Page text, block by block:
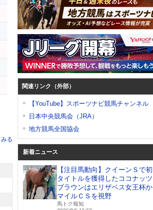
る
関連リンク（外部）
【YouTube】スポーツナビ競馬チャンネル
日本中央競馬会（JRA）
地方競馬全国協会
新着ニュース
【注目馬動向】クイーンＳで初
タイトルを獲得したココナッツ
ブラウンはエリザベス女王杯か
マイルＣＳを視野
馬トク報知